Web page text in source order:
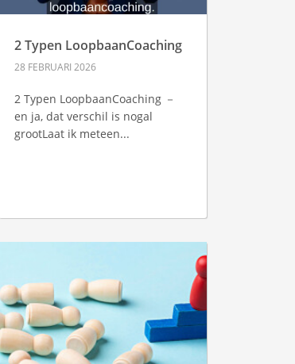
2 Typen LoopbaanCoaching
28 FEBRUARI 2026
2 Typen LoopbaanCoaching －
en ja, dat verschil is nogal
grootLaat ik meteen...